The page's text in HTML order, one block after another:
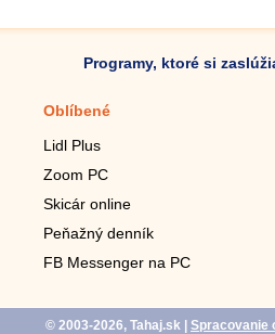
Programy, ktoré si
Oblíbené
Lidl Plus
Zoom PC
Skicár online
Peňažný denník
FB Messenger na PC
© 2003-2026, Tahaj.sk Spracovanie